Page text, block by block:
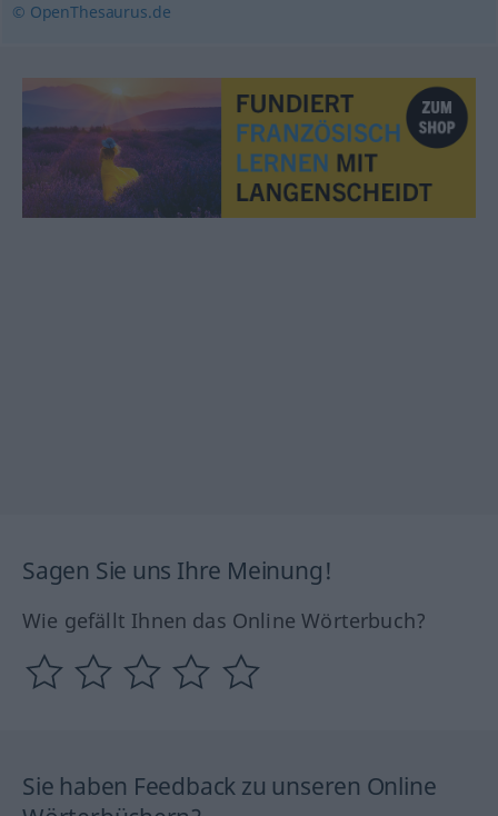
© OpenThesaurus.de
Sagen Sie uns Ihre Meinung!
Wie gefällt Ihnen das Online Wörterbuch?
Sie haben Feedback zu unseren Online